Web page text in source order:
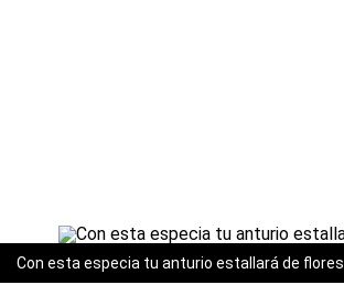
Con esta especia tu anturio estallará de flores.